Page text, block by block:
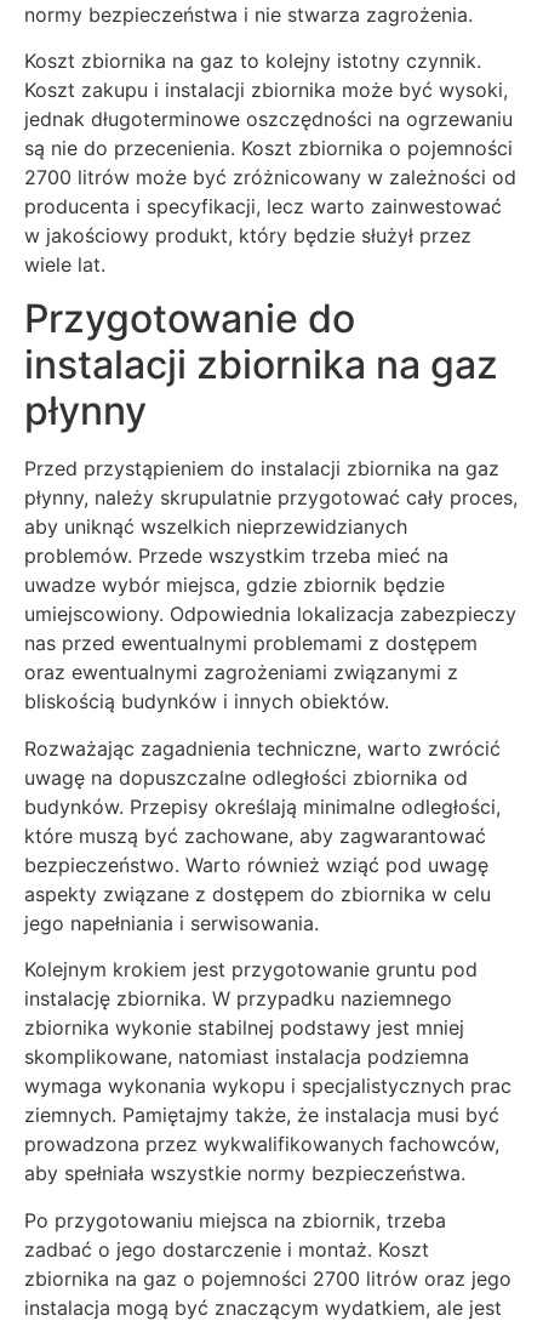
normy bezpieczeństwa i nie stwarza zagrożenia.
Koszt zbiornika na gaz to kolejny istotny czynnik.
Koszt zakupu i instalacji zbiornika może być wysoki,
jednak długoterminowe oszczędności na ogrzewaniu
są nie do przecenienia. Koszt zbiornika o pojemności
2700 litrów może być zróżnicowany w zależności od
producenta i specyfikacji, lecz warto zainwestować
w jakościowy produkt, który będzie służył przez
wiele lat.
Przygotowanie do
instalacji zbiornika na gaz
płynny
Przed przystąpieniem do instalacji zbiornika na gaz
płynny, należy skrupulatnie przygotować cały proces,
aby uniknąć wszelkich nieprzewidzianych
problemów. Przede wszystkim trzeba mieć na
uwadze wybór miejsca, gdzie zbiornik będzie
umiejscowiony. Odpowiednia lokalizacja zabezpieczy
nas przed ewentualnymi problemami z dostępem
oraz ewentualnymi zagrożeniami związanymi z
bliskością budynków i innych obiektów.
Rozważając zagadnienia techniczne, warto zwrócić
uwagę na dopuszczalne odległości zbiornika od
budynków. Przepisy określają minimalne odległości,
które muszą być zachowane, aby zagwarantować
bezpieczeństwo. Warto również wziąć pod uwagę
aspekty związane z dostępem do zbiornika w celu
jego napełniania i serwisowania.
Kolejnym krokiem jest przygotowanie gruntu pod
instalację zbiornika. W przypadku naziemnego
zbiornika wykonie stabilnej podstawy jest mniej
skomplikowane, natomiast instalacja podziemna
wymaga wykonania wykopu i specjalistycznych prac
ziemnych. Pamiętajmy także, że instalacja musi być
prowadzona przez wykwalifikowanych fachowców,
aby spełniała wszystkie normy bezpieczeństwa.
Po przygotowaniu miejsca na zbiornik, trzeba
zadbać o jego dostarczenie i montaż. Koszt
zbiornika na gaz o pojemności 2700 litrów oraz jego
instalacja mogą być znaczącym wydatkiem, ale jest